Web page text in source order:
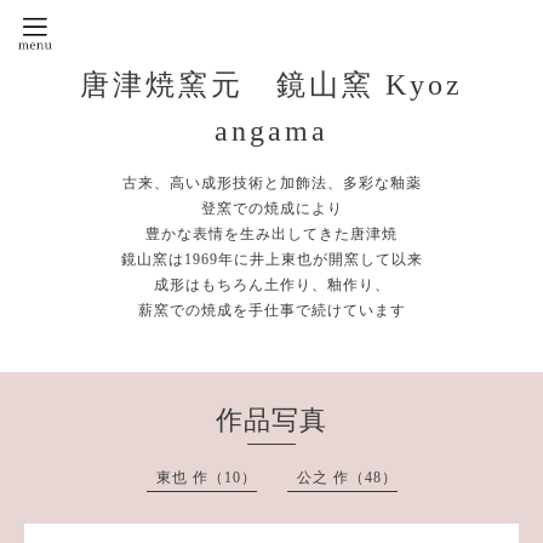
唐津焼窯元 鏡山窯 Kyoz
angama
古来、高い成形技術と加飾法、多彩な釉薬
登窯での焼成により
豊かな表情を生み出してきた唐津焼
鏡山窯は1969年に井上東也が開窯して以来
成形はもちろん土作り、釉作り、
薪窯での焼成を手仕事で続けています
作品写真
東也 作（10） 公之 作（48）